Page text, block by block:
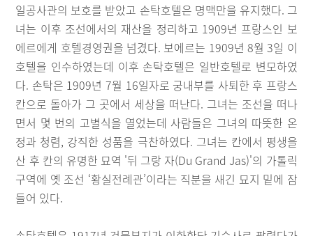
일공사관의 보호를 받았고 손탁호텔은 명맥만을 유지했다. 그
녀는 이후 조선에서의 재산을 정리하고 1909년 프랑스인 보
에르에게 호텔경영권을 넘겼다. 보에르는 1909년 8월 3일 이
호텔을 인수하였는데 이후 손탁호텔은 일반호텔로 변모하였
다. 손탁은 1909년 7월 16일자로 궁내부를 사퇴한 후 프랑스
칸으로 돌아가 그 곳에서 세상을 떠난다. 그녀는 조선을 떠나
면서 몇 번의 고별식을 열었는데 사람들은 그녀의 따뜻한 온
정과 청렴, 강직한 성품을 극찬하였다. 그녀는 칸에서 평생을
산 후 칸의 유명한 묘역 '뒤 그랑 자(Du Grand Jas)'의 가톨릭
구역에 옛 조선 ‘황실전례관’이라는 직분을 새긴 묘지 밑에 잠
들어 있다.